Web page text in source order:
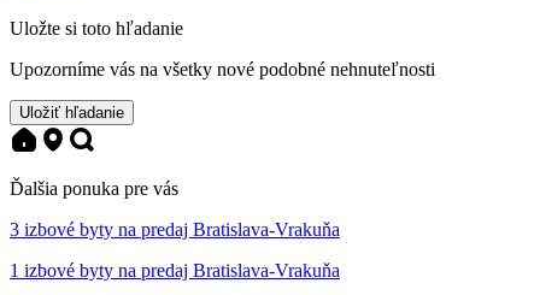
Uložte si toto hľadanie
Upozorníme vás na všetky nové podobné nehnuteľnosti
Uložiť hľadanie
Ďalšia ponuka pre vás
3 izbové byty na predaj Bratislava-Vrakuňa
1 izbové byty na predaj Bratislava-Vrakuňa